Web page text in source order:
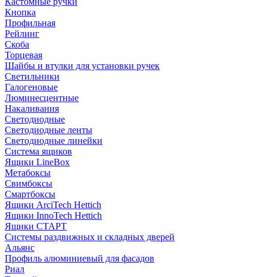
Кнопка
Профильная
Рейлинг
Скоба
Торцевая
Шайбы и втулки для установки ручек
Светильники
Галогеновые
Люминесцентные
Накаливания
Светодиодные
Светодиодные ленты
Светодиодные линейки
Система ящиков
Ящики LineBox
Метабоксы
Свимбоксы
Смартбоксы
Ящики ArciTech Hettich
Ящики InnoTech Hettich
Ящики СТАРТ
Системы раздвижных и складных дверей
Альянс
Профиль алюминиевый для фасадов
Риал